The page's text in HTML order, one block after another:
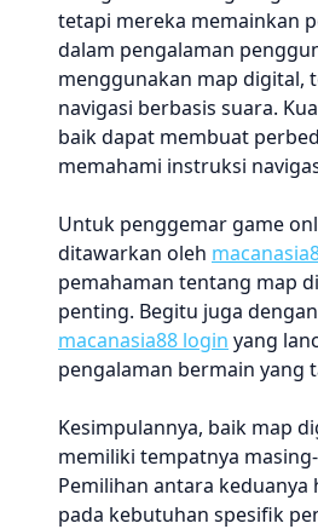
tetapi mereka memainkan
dalam pengalaman
menggunakan map digital,
navigasi berbasis suara.
baik dapat membuat
memahami instruksi
Untuk penggemar game
ditawarkan oleh
pemahaman tentang map
penting. Begitu juga
macanasia88 login yang
pengalaman bermain yang
Kesimpulannya, baik map
memiliki tempatnya
Pemilihan antara keduanya
pada kebutuhan spesifik